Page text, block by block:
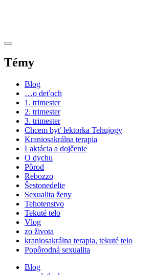
Témy
Blog
…o deťoch
1. trimester
2. trimester
3. trimester
Chcem byť lektorka Tehujogy
Kraniosakrálna terapia
Laktácia a dojčenie
O dychu
Pôrod
Rebozzo
Šestonedelie
Sexualita ženy
Tehotenstvo
Tekuté telo
Vlog
zo života
kraniosakrálna terapia, tekuté telo
Popôrodná sexualita
Blog